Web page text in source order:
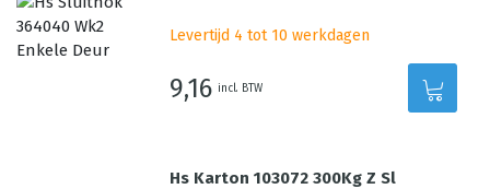
Levertijd 4 tot 10 werkdagen
9,16 incl. BTW
Hs Karton 103072 300Kg Z Sl